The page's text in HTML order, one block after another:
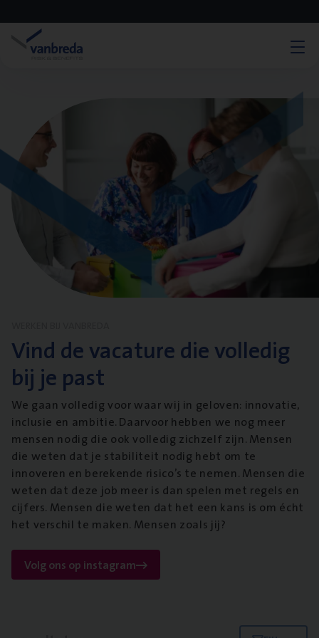
Vind de vacature die volledig
bij je past
We gaan volledig voor waar wij in geloven: innovatie,
inclusie en ambitie. Daarvoor hebben we nog meer
mensen nodig die ook volledig zichzelf zijn. Mensen
die weten dat je stabiliteit nodig hebt om te
innoveren en berekende risico’s te nemen. Mensen die
weten dat deze job meer is dan spelen met regels en
cijfers. Mensen die weten dat het een kans is om écht
het verschil te maken. Mensen zoals jij?
Volg ons op instagram